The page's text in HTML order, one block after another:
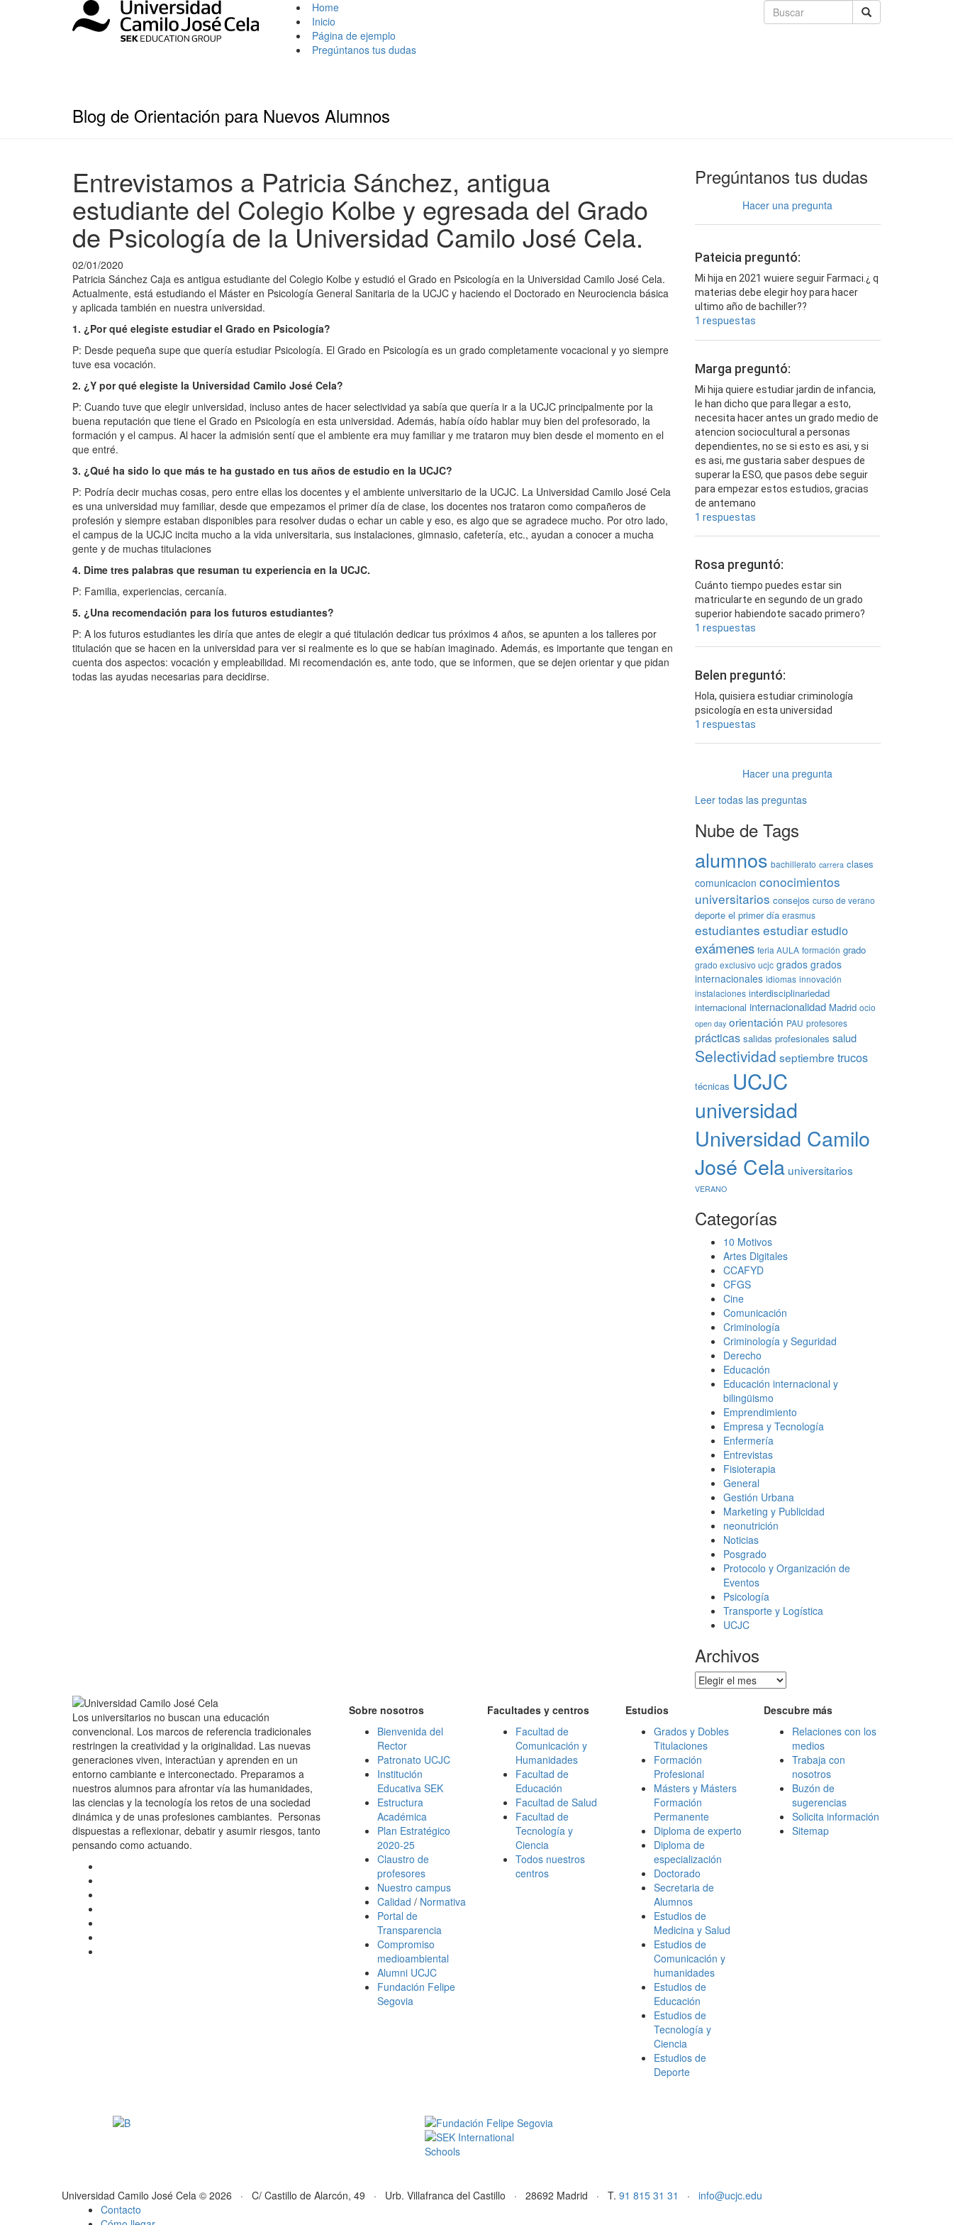
Home
Inicio
Página de ejemplo
Pregúntanos tus dudas
Blog de Orientación para Nuevos Alumnos
Entrevistamos a Patricia Sánchez, antigua
estudiante del Colegio Kolbe y egresada del Grado
de Psicología de la Universidad Camilo José Cela.
02/01/2020
Patricia Sánchez Caja es antigua estudiante del Colegio Kolbe y estudió el Grado en Psicología en la Universidad Camilo José Cela.
Actualmente, está estudiando el Máster en Psicología General Sanitaria de la UCJC y haciendo el Doctorado en Neurociencia básica
y aplicada también en nuestra universidad.
1. ¿Por qué elegiste estudiar el Grado en Psicología?
P: Desde pequeña supe que quería estudiar Psicología. El Grado en Psicología es un grado completamente vocacional y yo siempre
tuve esa vocación.
2. ¿Y por qué elegiste la Universidad Camilo José Cela?
P: Cuando tuve que elegir universidad, incluso antes de hacer selectividad ya sabía que quería ir a la UCJC principalmente por la
buena reputación que tiene el Grado en Psicología en esta universidad. Además, había oído hablar muy bien del profesorado, la
formación y el campus. Al hacer la admisión sentí que el ambiente era muy familiar y me trataron muy bien desde el momento en el
que entré.
3. ¿Qué ha sido lo que más te ha gustado en tus años de estudio en la UCJC?
P: Podría decir muchas cosas, pero entre ellas los docentes y el ambiente universitario de la UCJC. La Universidad Camilo José Cela
es una universidad muy familiar, desde que empezamos el primer día de clase, los docentes nos trataron como compañeros de
profesión y siempre estaban disponibles para resolver dudas o echar un cable y eso, es algo que se agradece mucho. Por otro lado,
el campus de la UCJC incita mucho a la vida universitaria, sus instalaciones, gimnasio, cafetería, etc., ayudan a conocer a mucha
gente y de muchas titulaciones
4. Dime tres palabras que resuman tu experiencia en la UCJC.
P: Familia, experiencias, cercanía.
5. ¿Una recomendación para los futuros estudiantes?
P: A los futuros estudiantes les diría que antes de elegir a qué titulación dedicar tus próximos 4 años, se apunten a los talleres por
titulación que se hacen en la universidad para ver si realmente es lo que se habían imaginado. Además, es importante que tengan en
cuenta dos aspectos: vocación y empleabilidad. Mi recomendación es, ante todo, que se informen, que se dejen orientar y que pidan
todas las ayudas necesarias para decidirse.
Pregúntanos tus dudas
Hacer una pregunta
Pateicia preguntó:
Mi hija en 2021 wuiere seguir Farmaci.¿ q
materias debe elegir hoy para hacer
ultimo año de bachiller??
1 respuestas
Marga preguntó:
Mi hija quiere estudiar jardin de infancia,
le han dicho que para llegar a esto,
necesita hacer antes un grado medio de
atencion sociocultural a personas
dependientes, no se si esto es asi, y si
es asi, me gustaria saber despues de
superar la ESO, que pasos debe seguir
para empezar estos estudios, gracias
de antemano
1 respuestas
Rosa preguntó:
Cuánto tiempo puedes estar sin
matricularte en segundo de un grado
superior habiendote sacado primero?
1 respuestas
Belen preguntó:
Hola, quisiera estudiar criminología
psicología en esta universidad
1 respuestas
Hacer una pregunta
Leer todas las preguntas
Nube de Tags
alumnos bachillerato carrera clases
comunicacion conocimientos
universitarios consejos curso de verano
deporte el primer día erasmus
estudiantes estudiarestudio
exámenes feria AULA formación grado
grado exclusivo ucjc grados grados
internacionales idiomas innovación
instalaciones interdisciplinariedad
internacional internacionalidad Madrid ocio
open day orientación PAU profesores
prácticas salidas profesionales salud
Selectividad septiembre trucos
técnicas UCJC
universidad
Universidad Camilo
José Cela universitarios
VERANO
Categorías
10 Motivos
Artes Digitales
CCAFYD
CFGS
Cine
Comunicación
Criminología
Criminología y Seguridad
Derecho
Educación
Educación internacional y
bilingüismo
Emprendimiento
Empresa y Tecnología
Enfermería
Entrevistas
Fisioterapia
General
Gestión Urbana
Marketing y Publicidad
neonutrición
Noticias
Posgrado
Protocolo y Organización de
Eventos
Psicología
Transporte y Logística
UCJC
Archivos
Archivos
Los universitarios no buscan una educación
convencional. Los marcos de referencia tradicionales
restringen la creatividad y la originalidad. Las nuevas
generaciones viven, interactúan y aprenden en un
entorno cambiante e interconectado. Preparamos a
nuestros alumnos para afrontar vía las humanidades,
las ciencias y la tecnología los retos de una sociedad
dinámica y de unas profesiones cambiantes. Personas
dispuestas a reflexionar, debatir y asumir riesgos, tanto
pensando como actuando.
Sobre nosotros
Bienvenida del
Rector
Patronato UCJC
Institución
Educativa SEK
Estructura
Académica
Plan Estratégico
2020-25
Claustro de
profesores
Nuestro campus
Calidad / Normativa
Portal de
Transparencia
Compromiso
medioambiental
Alumni UCJC
Fundación Felipe
Segovia
Facultades y centros
Facultad de
Comunicación y
Humanidades
Facultad de
Educación
Facultad de Salud
Facultad de
Tecnología y
Ciencia
Todos nuestros
centros
Estudios
Grados y Dobles
Titulaciones
Formación
Profesional
Másters y Másters
Formación
Permanente
Diploma de experto
Diploma de
especialización
Doctorado
Secretaria de
Alumnos
Estudios de
Medicina y Salud
Estudios de
Comunicación y
humanidades
Estudios de
Educación
Estudios de
Tecnología y
Ciencia
Estudios de
Deporte
Descubre más
Relaciones con los
medios
Trabaja con
nosotros
Buzón de
sugerencias
Solicita información
Sitemap
Universidad Camilo José Cela © 2026 · C/ Castillo de Alarcón, 49 · Urb. Villafranca del Castillo · 28692 Madrid · T. 91 815 31 31 · info@ucjc.edu
Contacto